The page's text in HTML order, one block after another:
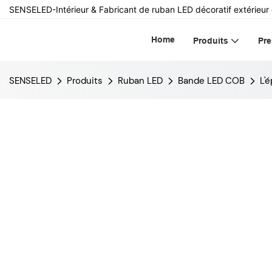
SENSELED-Intérieur & Fabricant de ruban LED décoratif
Home Produits
SENSELED Produits Ruban LED Bande LED COB